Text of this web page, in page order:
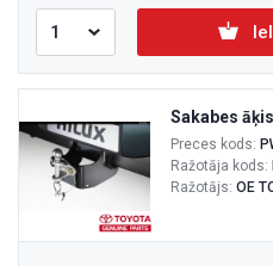
Sakabes āķis
Preces kods:
Ražotāja kods:
Ražotājs: OE